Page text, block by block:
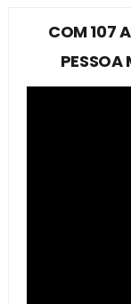
COM 107
PESSOA